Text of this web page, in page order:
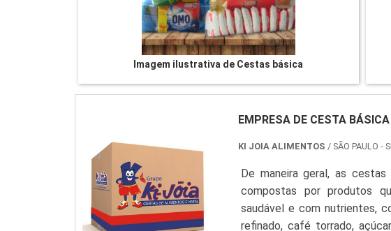
Imagem ilustrativa de Cestas básica
EMPRESA DE CESTA
KI JOIA ALIMENTOS / SÃO PAULO -
De maneira geral, as
compostas por produtos
saudável e com nutrientes,
refinado, café torrado,